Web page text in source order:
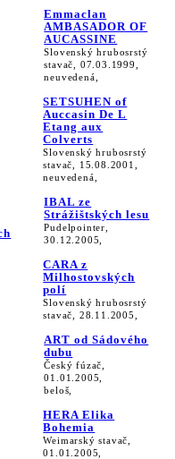
Emmaclan
AMBASADOR OF
AUCASSINE
Slovenský hrubosrstý
stavač, 07.03.1999,
neuvedená,
SETSUHEN of
Auccasin De L
Etang aux
Colverts
Slovenský hrubosrstý
stavač, 15.08.2001,
neuvedená,
IBAL ze
Strážištských lesu
Pudelpointer,
30.12.2005,
CARA z
Milhostovských
polí
Slovenský hrubosrstý
stavač, 28.11.2005,
ART od Sádového
dubu
Český fúzač,
01.01.2005,
beloš,
HERA Elika
Bohemia
Weimarský stavač,
01.01.2005,